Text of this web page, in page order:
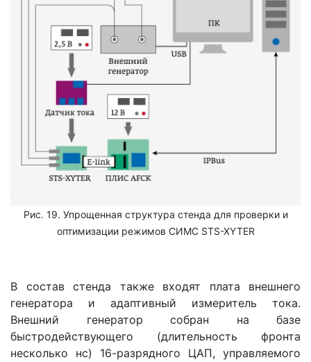
Рис. 19. Упрощенная структура стенда для проверки и
оптимизации режимов СИМС STS-XYTER
В состав стенда также входят плата внешнего
генератора и адаптивный измеритель тока.
Внешний генератор собран на базе
быстродействующего (длительность фронта
несколько нс) 16-разрядного ЦАП, управляемого